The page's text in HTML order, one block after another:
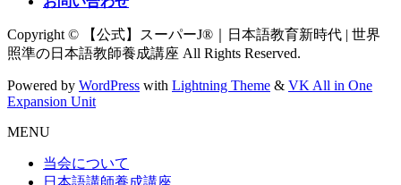
Copyright © 【公式】スーパーJ®｜日本語教育新時代 | 世界
照準の日本語教師養成講座 All Rights Reserved.
Powered by WordPress with Lightning Theme & VK All in One
Expansion Unit
MENU
当会について